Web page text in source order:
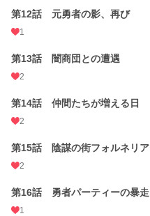
第12話 元勇者の影、再び
1
第13話 闇商団との遭遇
2
第14話 仲間たちが増える日
2
第15話 陰謀の街フォルネリア
2
第16話 勇者パーティーの暴走
1